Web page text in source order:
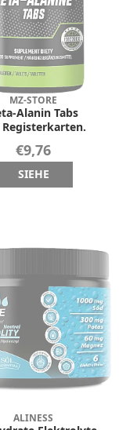
MZ-STORE
Alanin Tabs
Registerkarten.
€9,76
SIEHE
ALINESS